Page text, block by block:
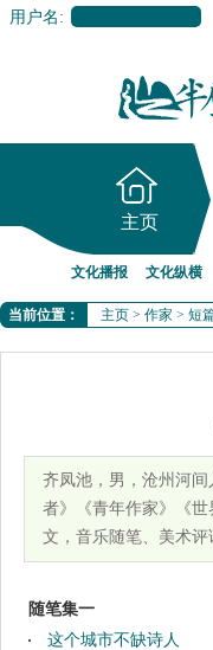
用户名:
主页
文化播报 文化纵横
当前位置： 主页 > 作家 > 短
齐凤池，男，沧州河
者》《青年作家》《
文，音乐随笔、美术
随笔集一
这个城市不缺诗人